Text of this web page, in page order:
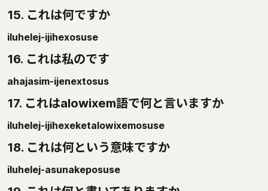
15. これは何ですか
iluhelej-ijihexosuse
16. これは私のです
ahajasim-ijenextosus
17. これはalowixem語で何と言いますか
iluhelej-ijihexeketalowixemosuse
18. これは何という意味ですか
iluhelej-asunakeposuse